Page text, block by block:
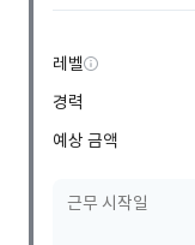
레벨
경력
예상 금액
근무 시작일